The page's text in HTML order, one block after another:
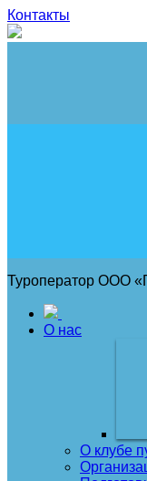
Контакты
Туроператор ООО
О нас
О клубе